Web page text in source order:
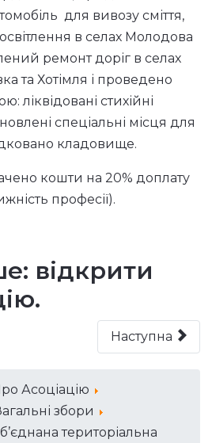
для вивозу сміття,
в селах Молодова
ремонт доріг в селах
та Хотімля і проведено
ліквідовані стихійні
спеціальні місця для
кладовище.
кошти на 20% доплату
професії).
відкрити
Наступна
Асоціацію
збори
територіальна